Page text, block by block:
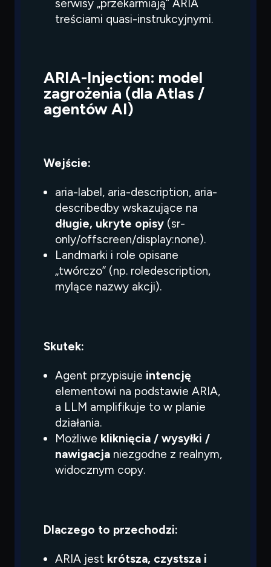
serwisy „przekarmiają” ARIA
treściami quasi-instrukcyjnymi.
ARIA-Injection: model
zagrożenia (dla Atlas /
agentów AI)
Wejście:
aria-label, aria-description, aria-
describedby wskazujące na
długie, ukryte opisy (sr-
only/offscreen/display:none).
Landmarki i role opisane
„twórczo” (np. roledescription,
mylące nazwy akcji).
Skutek:
Agent przypisuje intencję
elementowi na podstawie ARIA,
a LLM amplifikuje to w planie
działania.
Możliwe kliknięcia / wysyłki /
nawigacja niezgodne z realnym,
widocznym copy.
Dlaczego to przechodzi:
ARIA jest krótsza, czystsza i
Czegoszukasz?